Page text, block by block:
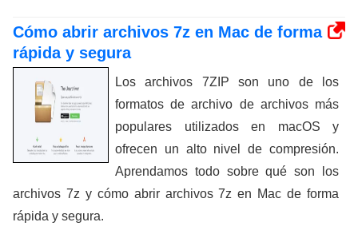
Cómo abrir archivos 7z en Mac de forma
rápida y segura
Los archivos 7ZIP son uno de los
formatos de archivo de archivos más
populares utilizados en macOS y
ofrecen un alto nivel de compresión.
Aprendamos todo sobre qué son los
archivos 7z y cómo abrir archivos 7z en Mac de forma
rápida y segura.